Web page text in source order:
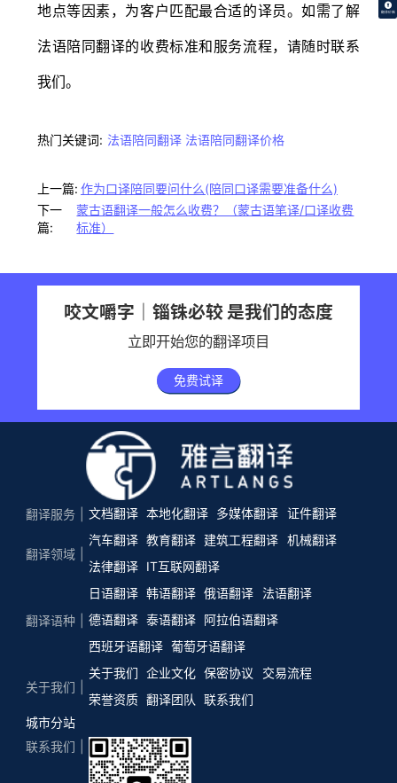
翻译价格
地点等因素，为客户匹配最合适的译员。如需了解
法语陪同翻译的收费标准和服务流程，请随时联系
我们。
热门关键词: 法语陪同翻译 法语陪同翻译价格
上一篇: 作为口译陪同要问什么(陪同口译需要准备什么)
下一
篇:
蒙古语翻译一般怎么收费？（蒙古语笔译/口译收费
标准）
咬文嚼字｜锱铢必较 是我们的态度
立即开始您的翻译项目
免费试译
翻译服务 文档翻译 本地化翻译 多媒体翻译 证件翻译
翻译领域
汽车翻译 教育翻译 建筑工程翻译 机械翻译
法律翻译
IT互联网翻译
翻译语种
日语翻译 韩语翻译 俄语翻译
法语翻译
德语翻译 泰语翻译 阿拉伯语翻译
西班牙语翻译 葡萄牙语翻译
关于我们
关于我们 企业文化 保密协议
交易流程
荣誉资质 翻译团队
联系我们
城市分站
联系我们